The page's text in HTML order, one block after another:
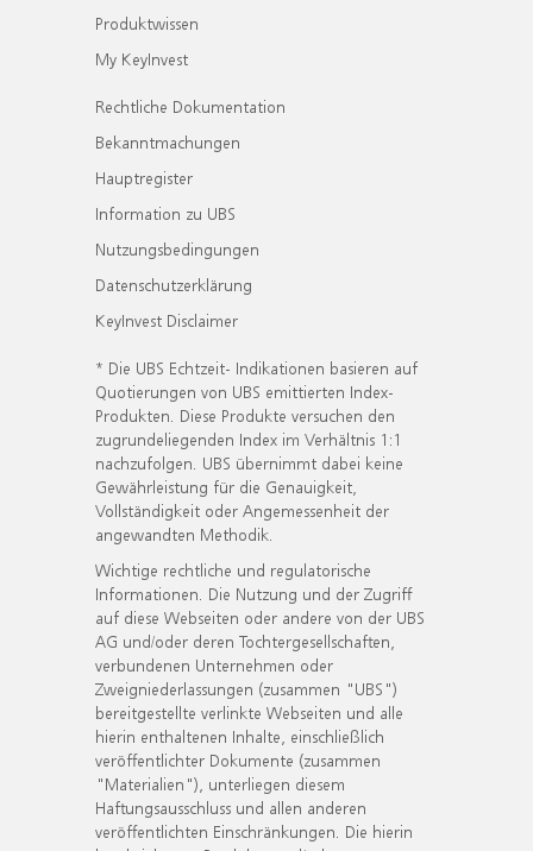
Produktwissen
My KeyInvest
Rechtliche Dokumentation
Bekanntmachungen
Hauptregister
Information zu UBS
Nutzungsbedingungen
Datenschutzerklärung
KeyInvest Disclaimer
* Die UBS Echtzeit- Indikationen basieren auf
Quotierungen von UBS emittierten Index-
Produkten. Diese Produkte versuchen den
zugrundeliegenden Index im Verhältnis 1:1
nachzufolgen. UBS übernimmt dabei keine
Gewährleistung für die Genauigkeit,
Vollständigkeit oder Angemessenheit der
angewandten Methodik.
Wichtige rechtliche und regulatorische
Informationen. Die Nutzung und der Zugriff
auf diese Webseiten oder andere von der UBS
AG und/oder deren Tochtergesellschaften,
verbundenen Unternehmen oder
Zweigniederlassungen (zusammen "UBS")
bereitgestellte verlinkte Webseiten und alle
hierin enthaltenen Inhalte, einschließlich
veröffentlichter Dokumente (zusammen
"Materialien"), unterliegen diesem
Haftungsausschluss und allen anderen
veröffentlichten Einschränkungen. Die hierin